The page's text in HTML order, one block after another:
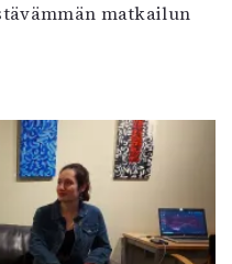
matkailun